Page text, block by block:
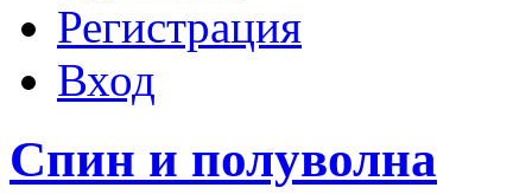
Регистрация
Вход
Спин и полуволна